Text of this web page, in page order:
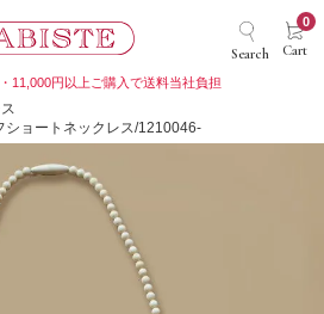
Search Cart
0
11,000円以上ご購入で送料当社負担
ョートネックレス/1210046-